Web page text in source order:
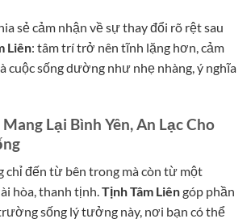
sẻ cảm nhận về sự thay đổi rõ rệt sau
Liên: tâm trí trở nên tĩnh lặng hơn, cảm
cuộc sống dường như nhẹ nhàng, ý nghĩa
Lại Bình Yên, An Lạc Cho
chỉ đến từ bên trong mà còn từ một
hòa, thanh tịnh.Tịnh Tâm Liêngóp phần
sống lý tưởng này, nơi bạn có thể